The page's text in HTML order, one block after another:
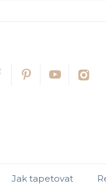
Jak tapetovat